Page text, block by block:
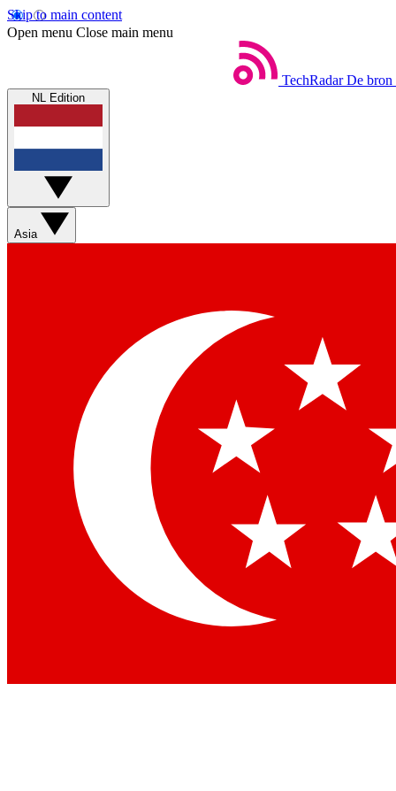
Skip to main content
Open menu Close main menu
TechRadar De bron
NL Edition
Asia